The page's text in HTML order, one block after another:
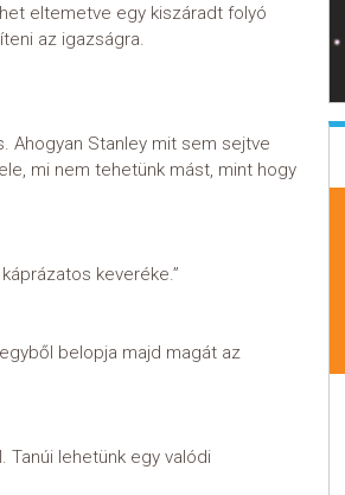
eltemetve egy kiszáradt folyó
az igazságra.
Ahogyan Stanley mit sem sejtve
mi nem tehetünk mást, mint hogy
keveréke.”
belopja majd magát az
Tanúi lehetünk egy valódi